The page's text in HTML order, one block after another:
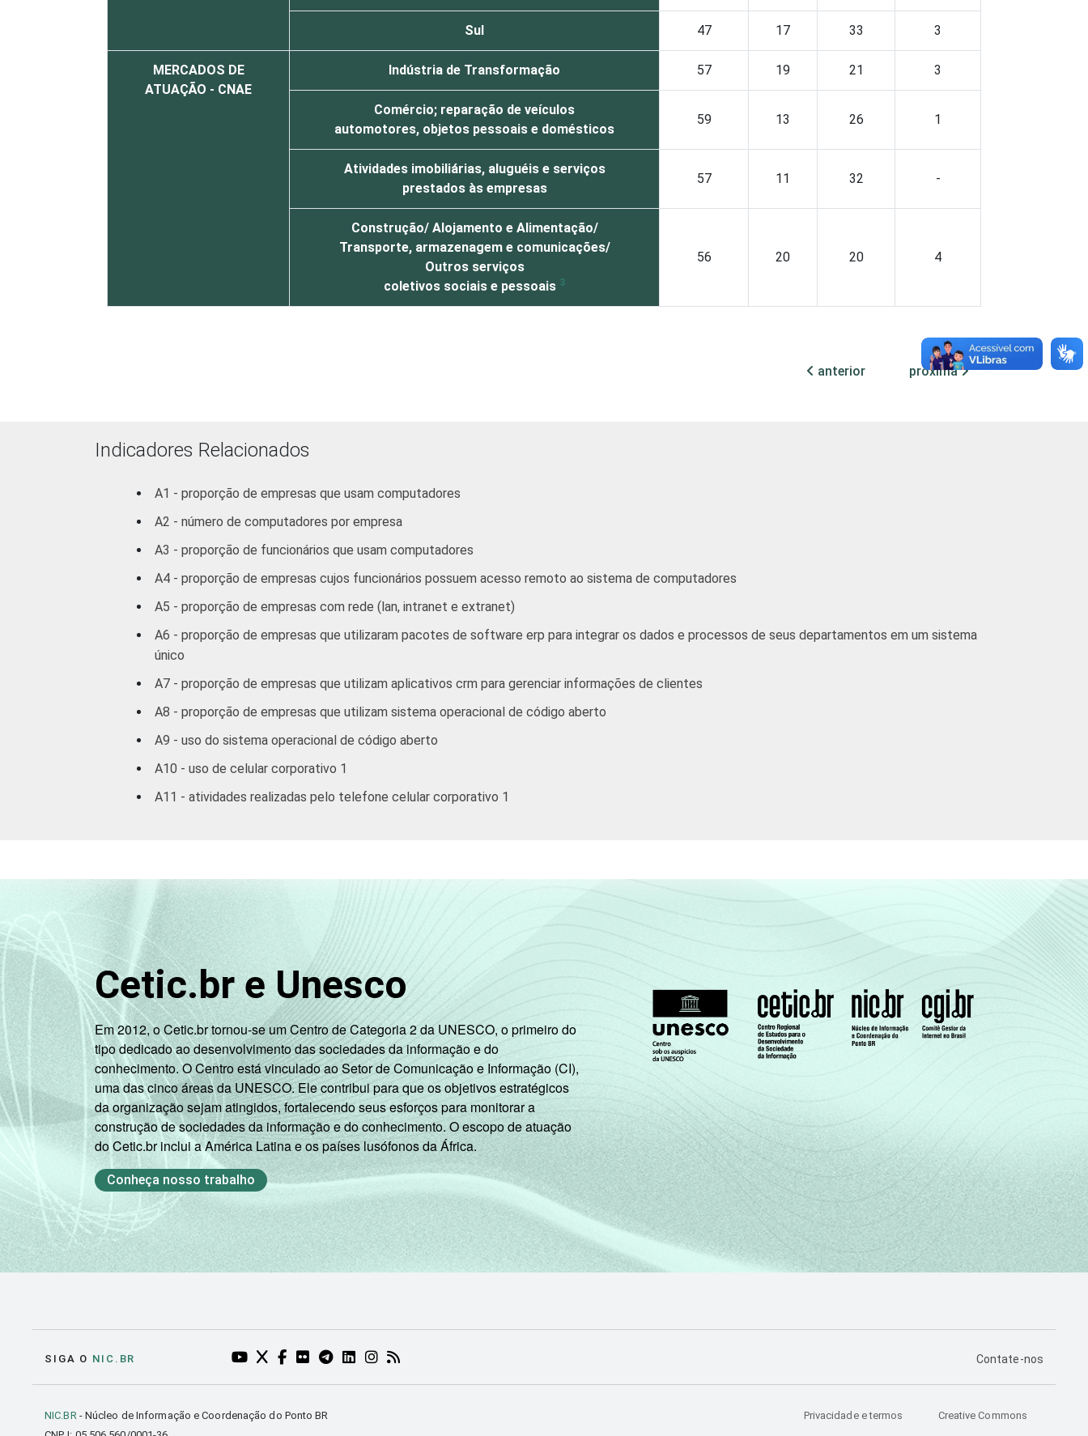
Sul 47 17 33 3
MERCADOS DE
ATUAÇÃO - CNAE
Indústria de Transformação 57 19 21 3
Comércio; reparação de veículos
automotores, objetos pessoais e domésticos
59 13 26 1
Atividades imobiliárias, aluguéis e serviços
prestados às empresas
57 11 32 -
Construção/ Alojamento e Alimentação/
Transporte, armazenagem e comunicações/
Outros serviços
coletivos sociais e pessoais 3
56 20 20 4
Fonte: NIC.br - out/nov 2009
anterior próxima
Indicadores Relacionados
A1 - proporção de empresas que usam computadores
A2 - número de computadores por empresa
A3 - proporção de funcionários que usam computadores
A4 - proporção de empresas cujos funcionários possuem acesso remoto ao sistema de computadores
A5 - proporção de empresas com rede (lan, intranet e extranet)
A6 - proporção de empresas que utilizaram pacotes de software erp para integrar os dados e processos de seus departamentos em um sistema
único
A7 - proporção de empresas que utilizam aplicativos crm para gerenciar informações de clientes
A8 - proporção de empresas que utilizam sistema operacional de código aberto
A9 - uso do sistema operacional de código aberto
A10 - uso de celular corporativo 1
A11 - atividades realizadas pelo telefone celular corporativo 1
Cetic.br e Unesco
Em 2012, o Cetic.br tornou-se um Centro de Categoria 2 da UNESCO, o primeiro do
tipo dedicado ao desenvolvimento das sociedades da informação e do
conhecimento. O Centro está vinculado ao Setor de Comunicação e Informação (CI),
uma das cinco áreas da UNESCO. Ele contribui para que os objetivos estratégicos
da organização sejam atingidos, fortalecendo seus esforços para monitorar a
construção de sociedades da informação e do conhecimento. O escopo de atuação
do Cetic.br inclui a América Latina e os países lusófonos da África.
Conheça nosso trabalho
SIGA O NIC.BR YOUTUBE DO NIC.BR (ABRE EM NOVA ABA)
TWITTER DO NIC.BR (ABRE EM NOVA ABA)
FACEBOOK DO NIC.BR (ABRE EM NOVA ABA)
FLICKR DO NIC.BR (ABRE EM NOVA ABA)
TELEGRAM DO NIC.BR (ABRE EM NOVA ABA)
LINKEDIN DO NIC.BR (ABRE EM NOVA ABA)
INSTAGRAM DO NIC.BR (ABRE EM NOVA ABA)
RSS DO NIC.BR (ABRE EM NOVA ABA) PÁGINA DE
Contate-nos
NIC.BR- Núcleo de Informação e Coordenação do Ponto BR
Privacidade e termos Creative Commons